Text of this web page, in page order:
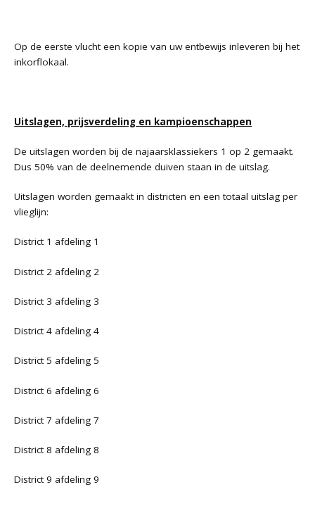
Op de eerste vlucht een kopie van uw entbewijs inleveren bij het
inkorflokaal.
Uitslagen, prijsverdeling en kampioenschappen
De uitslagen worden bij de najaarsklassiekers 1 op 2 gemaakt.
Dus 50% van de deelnemende duiven staan in de uitslag.
Uitslagen worden gemaakt in districten en een totaal uitslag per
vlieglijn:
District 1 afdeling 1
District 2 afdeling 2
District 3 afdeling 3
District 4 afdeling 4
District 5 afdeling 5
District 6 afdeling 6
District 7 afdeling 7
District 8 afdeling 8
District 9 afdeling 9